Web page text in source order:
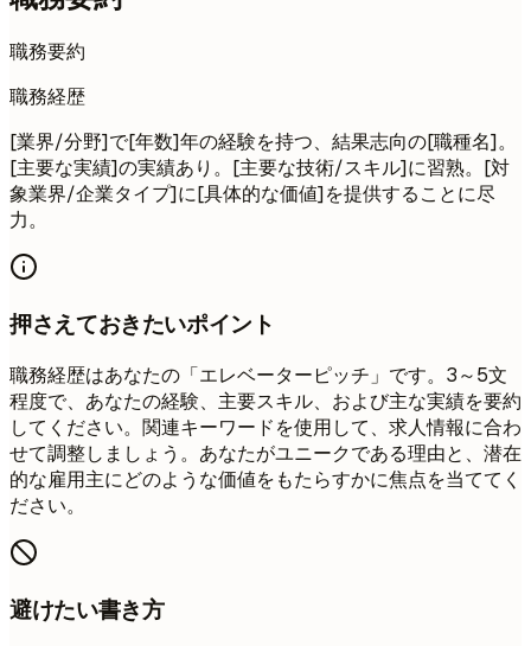
職務要約
職務経歴
[業界/分野]で[年数]年の経験を持つ、結果志向の[職種名]。
[主要な実績]の実績あり。[主要な技術/スキル]に習熟。[対
象業界/企業タイプ]に[具体的な価値]を提供することに尽
力。
押さえておきたいポイント
職務経歴はあなたの「エレベーターピッチ」です。3～5文
程度で、あなたの経験、主要スキル、および主な実績を要約
してください。関連キーワードを使用して、求人情報に合わ
せて調整しましょう。あなたがユニークである理由と、潜在
的な雇用主にどのような価値をもたらすかに焦点を当ててく
ださい。
避けたい書き方